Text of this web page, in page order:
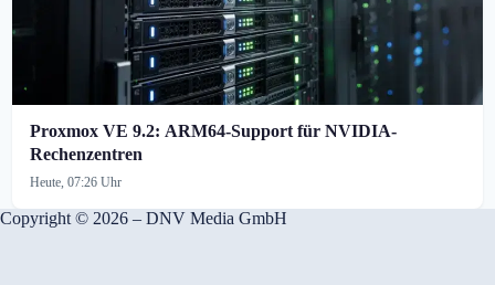
Proxmox VE 9.2: ARM64-Support für NVIDIA-
Rechenzentren
Heute, 07:26 Uhr
Copyright © 2026 – DNV Media GmbH